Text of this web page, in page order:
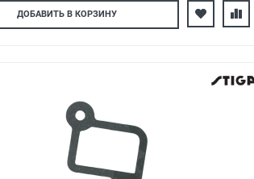
Авторизуйтесь
ДОБАВИТЬ В КОРЗИНУ